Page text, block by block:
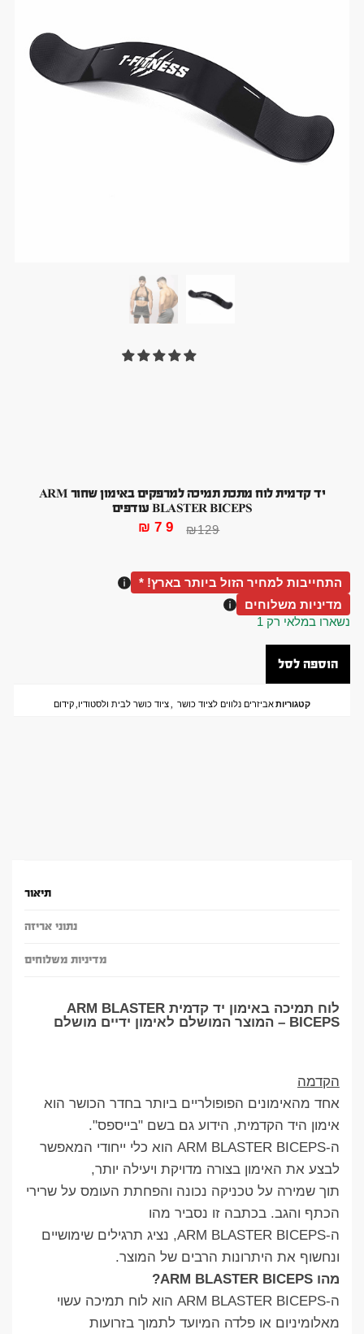
יד קדמית לוח מתכת תמיכה למרפקים באימון שחור ARM
BLASTER BICEPS עודפים
₪129
₪79
התחייבות למחיר הזול ביותר בארץ! *
מדיניות משלוחים
נשארו במלאי רק 1
הוספה לסל
קטגוריותאביזרים נלווים לציוד כושר ,ציוד כושר לבית ולסטודיו,קידום
תיאור
נתוני אריזה
מדיניות משלוחים
לוח תמיכה באימון יד קדמית ARM BLASTER
BICEPS – המוצר המושלם לאימון ידיים מושלם
הקדמה
אחד מהאימונים הפופולריים ביותר בחדר הכושר הוא
אימון היד הקדמית, הידוע גם בשם "בייספס".
ה-ARM BLASTER BICEPS הוא כלי ייחודי המאפשר
לבצע את האימון בצורה מדויקת ויעילה יותר,
תוך שמירה על טכניקה נכונה והפחתת העומס על שרירי
הכתף והגב. בכתבה זו נסביר מהו
ה-ARM BLASTER BICEPS, נציג תרגילים שימושיים
ונחשוף את היתרונות הרבים של המוצר.
מהו ARM BLASTER BICEPS?
ה-ARM BLASTER BICEPS הוא לוח תמיכה עשוי
מאלומיניום או פלדה המיועד לתמוך בזרועות